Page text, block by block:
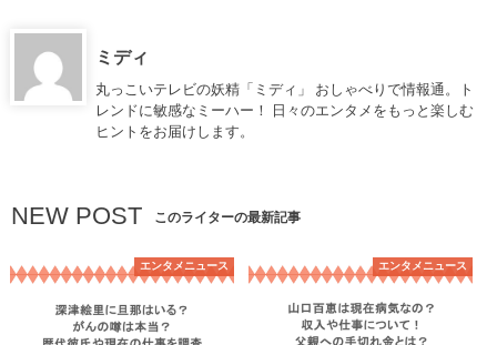
ミディ
丸っこいテレビの妖精「ミディ」 おしゃべりで情報通。ト
レンドに敏感なミーハー！ 日々のエンタメをもっと楽しむ
ヒントをお届けします。
NEW POST このライターの最新記事
エンタメニュース エンタメニュース